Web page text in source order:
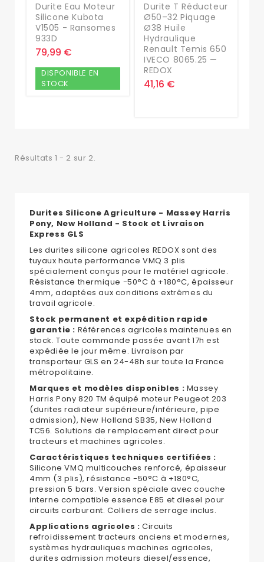
Durite Eau Moteur
Silicone Kubota
V1505 - Ransomes
933D
79,99 €
DISPONIBLE EN
STOCK
Durite T Réducteur
Ø50–32 Piquage
Ø38 Huile
Hydraulique
Renault Temis 650
IVECO 8065.25 —
REDOX
41,16 €
Résultats 1 - 2 sur 2.
Durites Silicone Agriculture - Massey Harris
Pony, New Holland - Stock et Livraison
Express GLS
Les durites silicone agricoles REDOX sont des
tuyaux haute performance VMQ 3 plis
spécialement conçus pour le matériel agricole.
Résistance thermique -50°C à +180°C, épaisseur
4mm, adaptées aux conditions extrêmes du
travail agricole.
Stock permanent et expédition rapide
garantie : Références agricoles maintenues en
stock. Toute commande passée avant 17h est
expédiée le jour même. Livraison par
transporteur GLS en 24-48h sur toute la France
métropolitaine.
Marques et modèles disponibles : Massey
Harris Pony 820 TM équipé moteur Peugeot 203
(durites radiateur supérieure/inférieure, pipe
admission), New Holland SB35, New Holland
TC56. Solutions de remplacement direct pour
tracteurs et machines agricoles.
Caractéristiques techniques certifiées :
Silicone VMQ multicouches renforcé, épaisseur
4mm (3 plis), résistance -50°C à +180°C,
pression 5 bars. Version spéciale avec couche
interne compatible essence E85 et diesel pour
circuits carburant. Colliers de serrage inclus.
Applications agricoles : Circuits
refroidissement tracteurs anciens et modernes,
systèmes hydrauliques machines agricoles,
durites admission moteurs diesel/essence,